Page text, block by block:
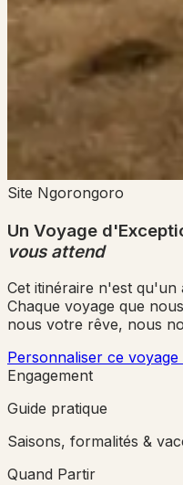
Site Ngorongoro
Un Voyage
vous attend
Cet itinéraire n'est qu'un
Chaque voyage que
nous votre rêve, nous
Personnaliser ce voyage
Engagement
Guide pratique
Saisons, formalités &
Quand Partir